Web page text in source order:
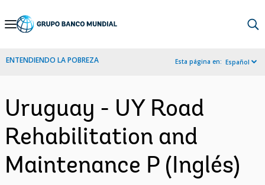
Skip
Navigation
ENTENDIENDO LA POBREZA Esta página en: Español
Uruguay - UY Road
Rehabilitation and
Maintenance P (Inglés)